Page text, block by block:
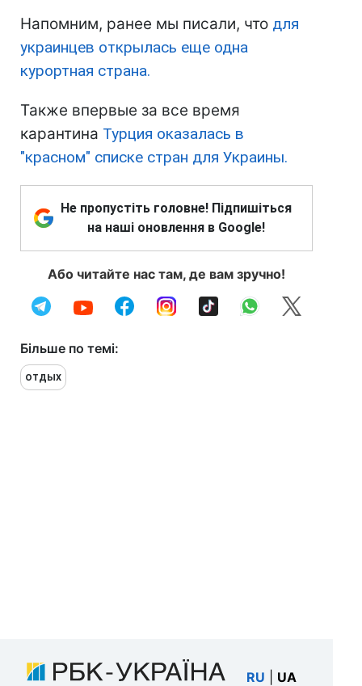
Напомним, ранее мы писали, что для
украинцев открылась еще одна
курортная страна.
Также впервые за все время
карантина Турция оказалась в
"красном" списке стран для Украины.
Не пропустіть головне! Підпишіться
на наші оновлення в Google!
Або читайте нас там, де вам зручно!
Більше по темі:
отдых
RU UA